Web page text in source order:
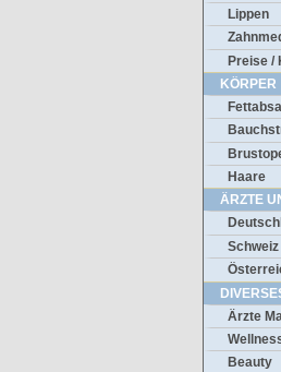
Lippen
Preise /
KÖRPER
Haare
ÄRZTE
Schweiz
Ärzte
Beauty